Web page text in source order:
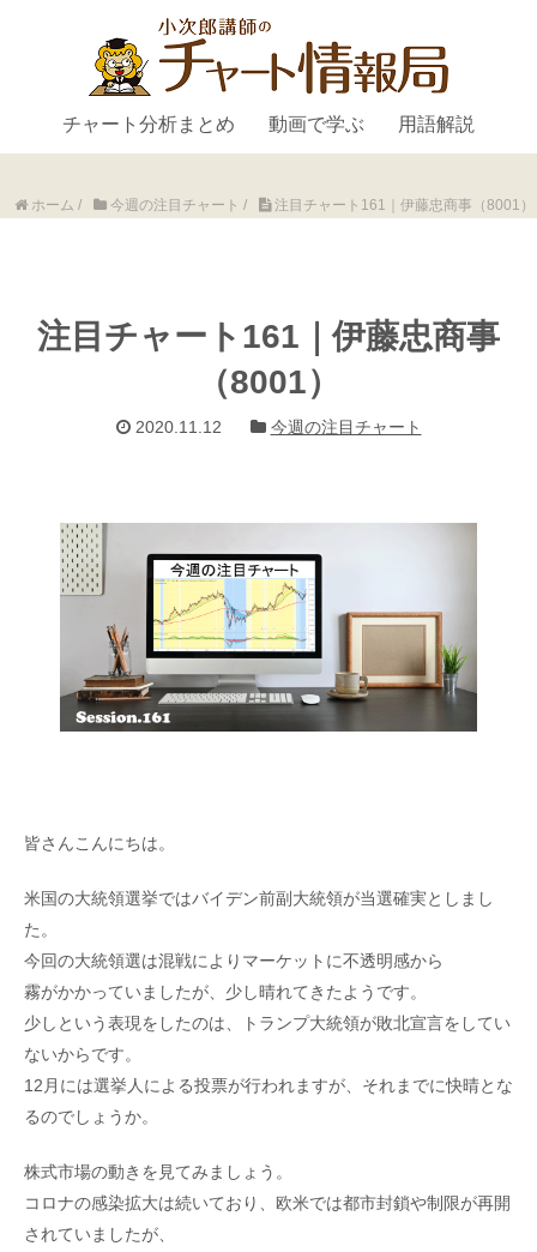
チャート分析まとめ 動画で学ぶ 用語解説
ホーム / 今週の注目チャート / 注目チャート161｜伊藤忠商事（8001）
注目チャート161｜伊藤忠商事
（8001）
2020.11.12 今週の注目チャート
皆さんこんにちは。
米国の大統領選挙ではバイデン前副大統領が当選確実としまし
た。
今回の大統領選は混戦によりマーケットに不透明感から
霧がかかっていましたが、少し晴れてきたようです。
少しという表現をしたのは、トランプ大統領が敗北宣言をしてい
ないからです。
12月には選挙人による投票が行われますが、それまでに快晴とな
るのでしょうか。
株式市場の動きを見てみましょう。
コロナの感染拡大は続いており、欧米では都市封鎖や制限が再開
されていましたが、